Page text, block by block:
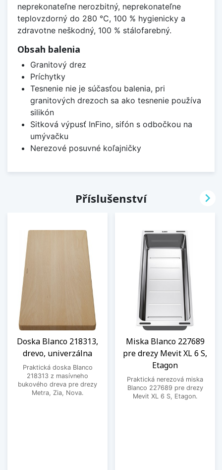
neprekonateľne nerozbitný, neprekonateľne
teplovzdorný do 280 °C, 100 % hygienicky a
zdravotne neškodný, 100 % stálofarebný.
Obsah balenia
Granitový drez
Príchytky
Tesnenie nie je súčasťou balenia, pri
granitových drezoch sa ako tesnenie používa
silikón
Sitková výpusť InFino, sifón s odbočkou na
umývačku
Nerezové posuvné koľajničky
Příslušenství
Doska Blanco 218313,
drevo, univerzálna
Praktická doska Blanco
218313 z masívneho
bukového dreva pre drezy
Metra, Zia, Nova.
Miska Blanco 227689
pre drezy Mevit XL 6 S,
Etagon
Praktická nerezová miska
Blanco 227689 pre drezy
Mevit XL 6 S, Etagon.
